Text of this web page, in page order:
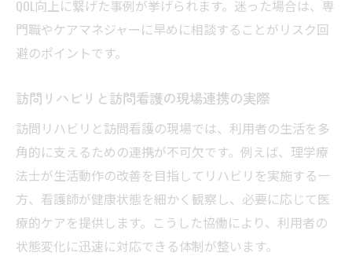
QOL向上に繋げた事例が挙げられます。迷った場合は、専
門職やケアマネジャーに早めに相談することがリスク回
避のポイントです。
訪問リハビリと訪問看護の現場連携の実際
訪問リハビリと訪問看護の現場では、利用者の生活を多
角的に支えるための連携が不可欠です。例えば、理学療
法士が生活動作の改善を目指してリハビリを実施する一
方、看護師が健康状態を細かく観察し、必要に応じて医
療的ケアを提供します。こうした協働により、利用者の
状態変化に迅速に対応できる体制が整います。